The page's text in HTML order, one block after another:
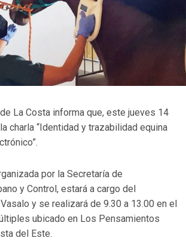
La Costa informa que, este jueves 14
charla “Identidad y trazabilidad equina
por la Secretaría de
y Control, estará a cargo del
y se realizará de 9.30 a 13.00 en el
ubicado en Los Pensamientos
del Este.